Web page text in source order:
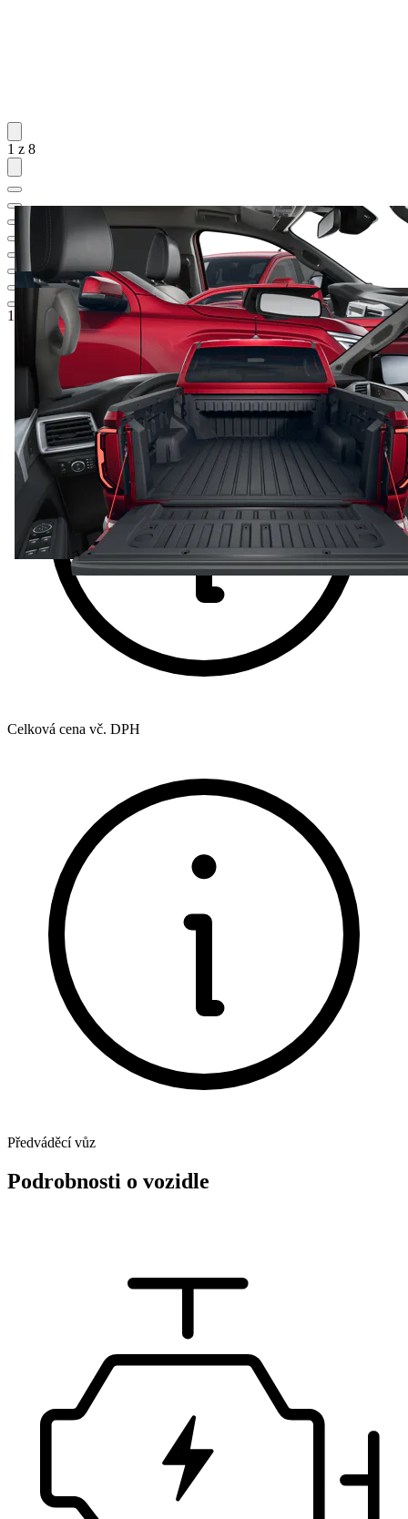
1 z 8
1 385 120 Kč1
Celková cena vč. DPH
Předváděcí vůz
Podrobnosti o vozidle